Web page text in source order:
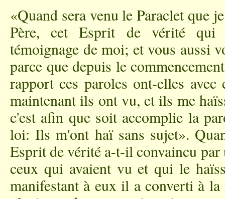
«Quand sera venu le Paraclet que
Père, cet Esprit de vérité qui
témoignage de moi; et vous aussi
parce que depuis le
rapport ces paroles ont-elles
maintenant ils ont vu, et ils me
c'est afin que soit accomplie la
loi: Ils m'ont haï sans sujet».
Esprit de vérité a-t-il convaincu
ceux qui avaient vu et qui le
manifestant à eux il a converti à